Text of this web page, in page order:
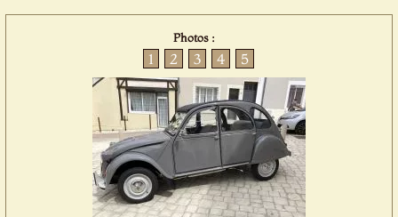
Photos :
1 2 3 4 5